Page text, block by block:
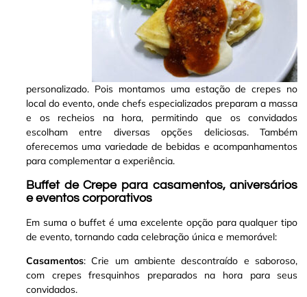
personalizado. Pois montamos uma estação de crepes no
local do evento, onde chefs especializados preparam a massa
e os recheios na hora, permitindo que os convidados
escolham entre diversas opções deliciosas. Também
oferecemos uma variedade de bebidas e acompanhamentos
para complementar a experiência.
Buffet de Crepe para casamentos, aniversários
e eventos corporativos
Em suma o buffet é uma excelente opção para qualquer tipo
de evento, tornando cada celebração única e memorável:
Casamentos: Crie um ambiente descontraído e saboroso,
com crepes fresquinhos preparados na hora para seus
convidados.